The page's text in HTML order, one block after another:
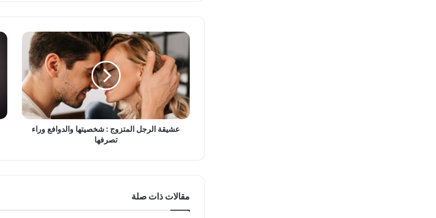
عشيقة الرجل المتزوج : شخصيتها والدوافع وراء
تصرفها
مقالات ذات صلة